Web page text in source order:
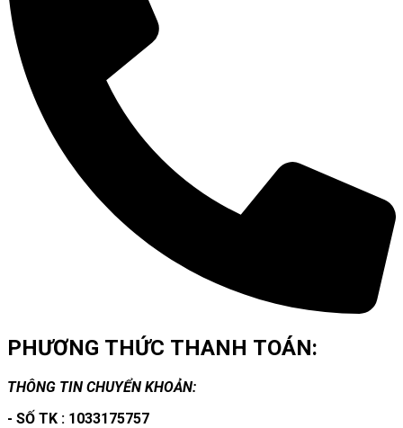
PHƯƠNG THỨC THANH TOÁN:
THÔNG TIN CHUYỂN KHOẢN:
- SỐ TK : 1033175757